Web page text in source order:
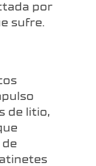
por
sufre.
de litio,